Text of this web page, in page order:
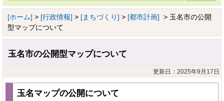
[ホーム] > [行政情報] > [まちづくり] > [都市計画] > 玉名市の公開
型マップについて
玉名市の公開型マップについて
更新日：2025年9月17日
玉名マップの公開について